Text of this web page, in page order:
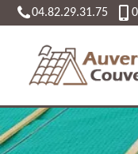
04.82.29.31.75